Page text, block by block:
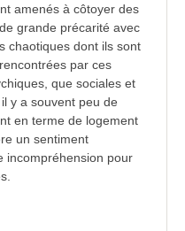
amenés à côtoyer des
de grande précarité avec
chaotiques dont ils sont
par ces
que sociales et
y a souvent peu de
en terme de logement
un sentiment
incompréhension pour